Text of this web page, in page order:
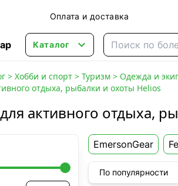
Оплата и доставка
Каталог 
> Хобби и спорт > Туризм > Одежда и
отдыха, рыбалки и охоты Helios
активного отдыха,
EmersonGear
По популярности